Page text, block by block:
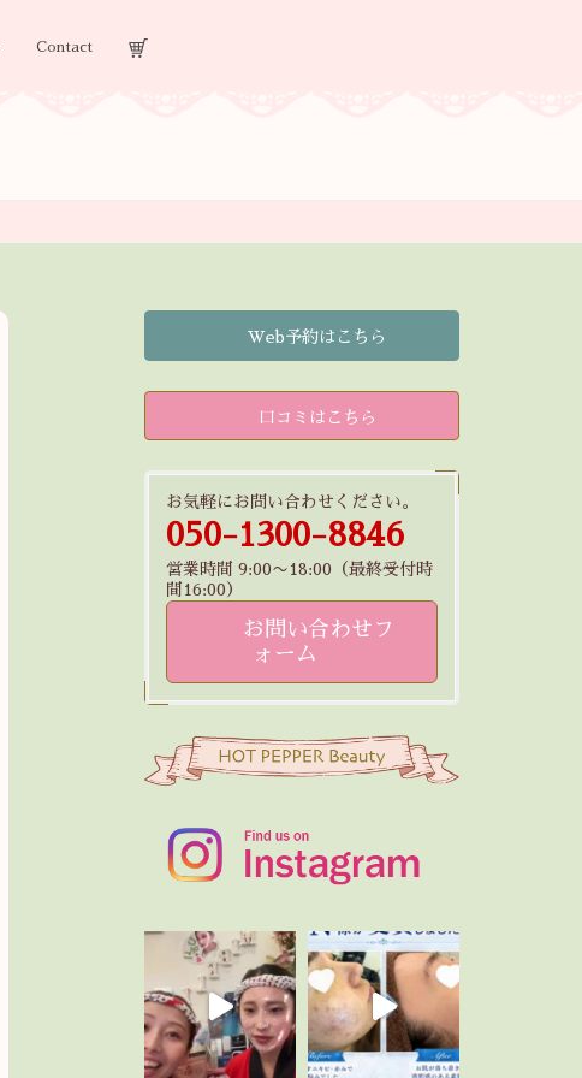
Contact
Web予約はこちら
口コミはこちら
お気軽にお問い合わせください。
050-1300-8846
営業時間 9:00〜18:00（最終受付時
間16:00）
お問い合わせフ
ォーム